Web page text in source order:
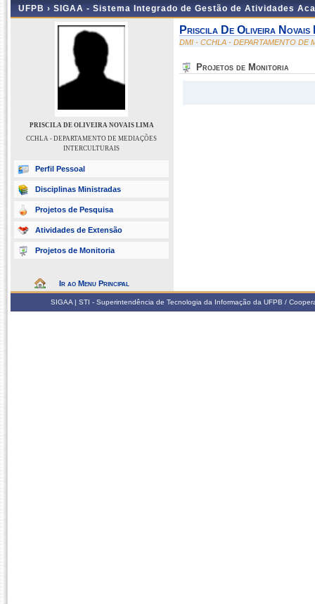
UFPB › SIGAA - Sistema Integrado de Gestão de Atividades
PRISCILA DE OLIVEIRA NOVAIS LIMA
CCHLA - DEPARTAMENTO DE MEDIAÇÕES
INTERCULTURAIS
Perfil Pessoal
Disciplinas Ministradas
Projetos de Pesquisa
Atividades de Extensão
Projetos de Monitoria
Ir ao Menu Principal
Priscila De Oliveira Novais
DMI - CCHLA - DEPARTAMENTO DE
Projetos de Monitoria
SIGAA | STI - Superintendência de Tecnologia da Informação da UFPB /